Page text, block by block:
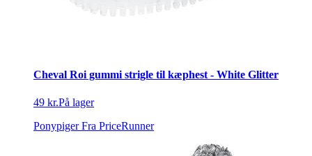
Cheval Roi gummi strigle til kæphest - White Glitter
49 kr.På lager
Ponypiger Fra PriceRunner